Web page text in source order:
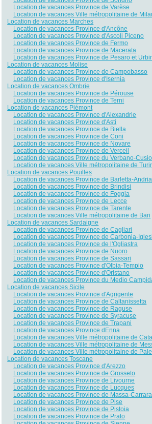
Location de vacances Province de Varèse
Location de vacances Ville métropolitaine de
Location de vacances Marches
Location de vacances Province d'Ancône
Location de vacances Province d'Ascoli Piceno
Location de vacances Province de Fermo
Location de vacances Province de Macerata
Location de vacances Province de Pesaro et
Location de vacances Molise
Location de vacances Province de Campobasso
Location de vacances Province d'Isernia
Location de vacances Ombrie
Location de vacances Province de Pérouse
Location de vacances Province de Terni
Location de vacances Piémont
Location de vacances Province d'Alexandrie
Location de vacances Province d'Asti
Location de vacances Province de Biella
Location de vacances Province de Coni
Location de vacances Province de Novare
Location de vacances Province de Verceil
Location de vacances Province du Verbano-
Location de vacances Ville métropolitaine de
Location de vacances Pouilles
Location de vacances Province de Barletta-
Location de vacances Province de Brindisi
Location de vacances Province de Foggia
Location de vacances Province de Lecce
Location de vacances Province de Tarente
Location de vacances Ville métropolitaine de Bari
Location de vacances Sardaigne
Location de vacances Province de Cagliari
Location de vacances Province de Carbonia-
Location de vacances Province de l'Ogliastra
Location de vacances Province de Nuoro
Location de vacances Province de Sassari
Location de vacances Province d'Olbia-Tempio
Location de vacances Province d'Oristano
Location de vacances Province du Medio
Location de vacances Sicile
Location de vacances Province d'Agrigente
Location de vacances Province de Caltanissetta
Location de vacances Province de Raguse
Location de vacances Province de Syracuse
Location de vacances Province de Trapani
Location de vacances Province dEnna
Location de vacances Ville métropolitaine de
Location de vacances Ville métropolitaine de
Location de vacances Ville métropolitaine de
Location de vacances Toscane
Location de vacances Province d'Arezzo
Location de vacances Province de Grosseto
Location de vacances Province de Livourne
Location de vacances Province de Lucques
Location de vacances Province de Massa-Carrara
Location de vacances Province de Pise
Location de vacances Province de Pistoia
Location de vacances Province de Prato